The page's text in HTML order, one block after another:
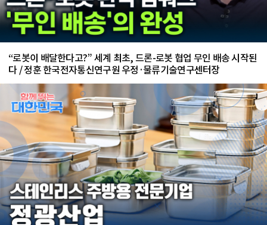
“로봇이 배달한다고?” 세계 최초, 드론-로봇 협업 무인 배송 시작된
다 / 정훈 한국전자통신연구원 우정·물류기술연구센터장